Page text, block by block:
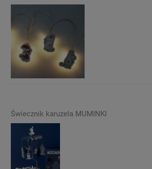
Świecznik karuzela MUMINKI